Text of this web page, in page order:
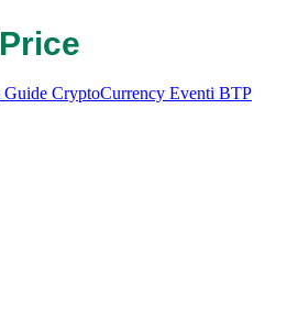
Guide CryptoCurrency Eventi BTP